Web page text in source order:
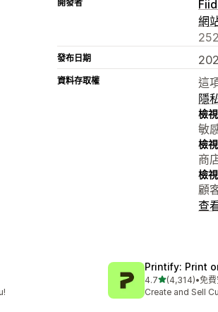
開發者
網
發布日期
資料存取權
這
隱
檢
敏
檢
商
檢
顧
查
Printify: Print
4.7滿分 5 顆星
(4,314)
共有 4314 則評價
•免
Create and Sell